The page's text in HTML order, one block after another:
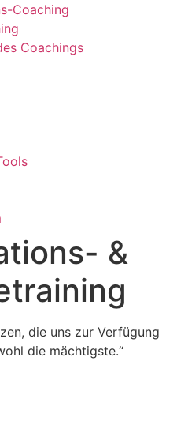
Coaching
Coachings
&
die uns zur Verfügung
die mächtigste.“